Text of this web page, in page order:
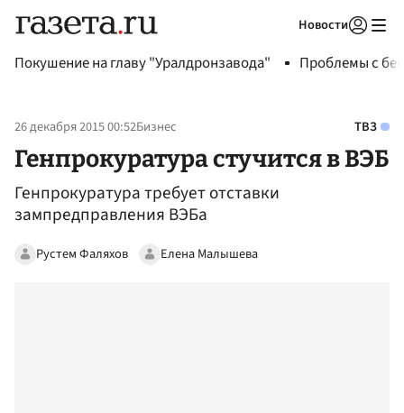
Новости
Покушение на главу "Уралдронзавода" Проблемы с
26 декабря 2015 00:52Бизнес ТВЗ
Генпрокуратура стучится в ВЭБ
Генпрокуратура требует отставки
зампредправления ВЭБа
Рустем Фаляхов Елена Малышева